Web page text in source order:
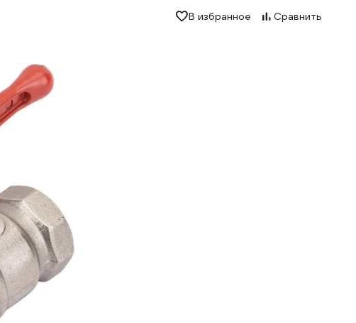
В избранное Сравнить